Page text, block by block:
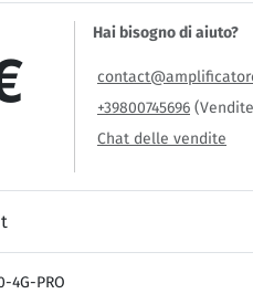
Hai bisogno di aiuto?
+39800745696
Chat delle vendite
4G-PRO